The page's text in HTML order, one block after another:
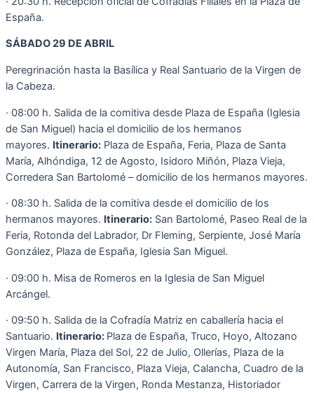
España.
SÁBADO 29 DE ABRIL
Peregrinación hasta la Basílica y Real Santuario de la Virgen de
la Cabeza.
· 08:00 h. Salida de la comitiva desde Plaza de España (Iglesia
de San Miguel) hacia el domicilio de los hermanos
mayores. Itinerario: Plaza de España, Feria, Plaza de Santa
María, Alhóndiga, 12 de Agosto, Isidoro Miñón, Plaza Vieja,
Corredera San Bartolomé – domicilio de los hermanos mayores.
· 08:30 h. Salida de la comitiva desde el domicilio de los
hermanos mayores. Itinerario: San Bartolomé, Paseo Real de la
Feria, Rotonda del Labrador, Dr Fleming, Serpiente, José María
González, Plaza de España, Iglesia San Miguel.
· 09:00 h. Misa de Romeros en la Iglesia de San Miguel
Arcángel.
· 09:50 h. Salida de la Cofradía Matriz en caballería hacia el
Santuario. Itinerario: Plaza de España, Truco, Hoyo, Altozano
Virgen María, Plaza del Sol, 22 de Julio, Ollerías, Plaza de la
Autonomía, San Francisco, Plaza Vieja, Calancha, Cuadro de la
Virgen, Carrera de la Virgen, Ronda Mestanza, Historiador